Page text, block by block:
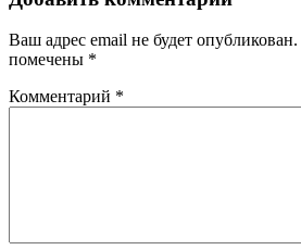
Ваш адрес email не будет опубликован.
помечены *
Комментарий *